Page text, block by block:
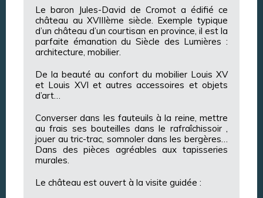
Le baron Jules-David de Cromot a édifié ce
château au XVIIIème siècle. Exemple typique
d’un château d’un courtisan en province, il est la
parfaite émanation du Siècle des Lumières :
architecture, mobilier.
De la beauté au confort du mobilier Louis XV
et Louis XVI et autres accessoires et objets
d’art…
Converser dans les fauteuils à la reine, mettre
au frais ses bouteilles dans le rafraîchissoir ,
jouer au tric-trac, somnoler dans les bergères…
Dans des pièces agréables aux tapisseries
murales.
Le château est ouvert à la visite guidée :